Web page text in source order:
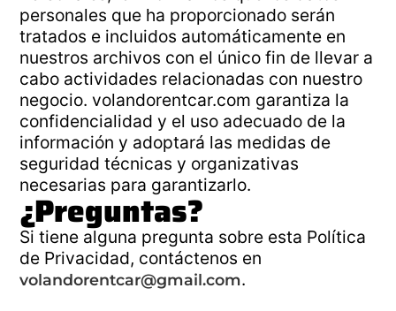
personales que ha proporcionado serán
tratados e incluidos automáticamente en
nuestros archivos con el único fin de llevar a
cabo actividades relacionadas con nuestro
negocio. volandorentcar.com garantiza la
confidencialidad y el uso adecuado de la
información y adoptará las medidas de
seguridad técnicas y organizativas
necesarias para garantizarlo.
¿Preguntas?
Si tiene alguna pregunta sobre esta Política
de Privacidad, contáctenos en
volandorentcar@gmail.com.